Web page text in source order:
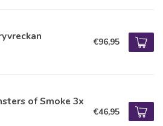
€96,95
of Smoke 3x
€46,95